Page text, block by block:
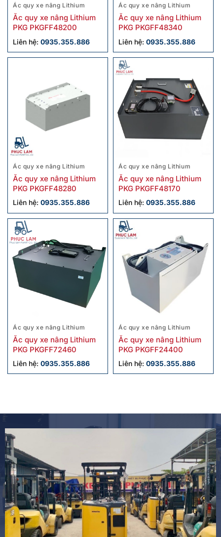
Ác quy xe nâng Lithium
Ắc quy xe nâng Lithium
PKG PKGFF48200
Liên hệ: 0935.355.886
Ác quy xe nâng Lithium
Ắc quy xe nâng Lithium
PKG PKGFF48340
Liên hệ: 0935.355.886
Ác quy xe nâng Lithium
Ắc quy xe nâng Lithium
PKG PKGFF48280
Liên hệ: 0935.355.886
Ác quy xe nâng Lithium
Ắc quy xe nâng Lithium
PKG PKGFF48170
Liên hệ: 0935.355.886
Ác quy xe nâng Lithium
Ắc quy xe nâng Lithium
PKG PKGFF72460
Liên hệ: 0935.355.886
Ác quy xe nâng Lithium
Ắc quy xe nâng Lithium
PKG PKGFF24400
Liên hệ: 0935.355.886